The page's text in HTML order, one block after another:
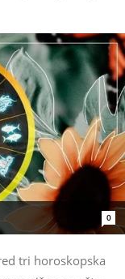
0
tri horoskopska